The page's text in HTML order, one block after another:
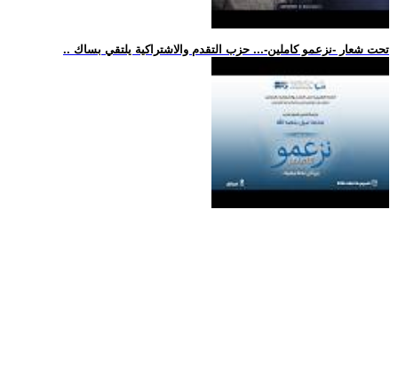
.. تحت شعار -نزعمو كاملين-... حزب التقدم والاشتراكية يلتقي بساك